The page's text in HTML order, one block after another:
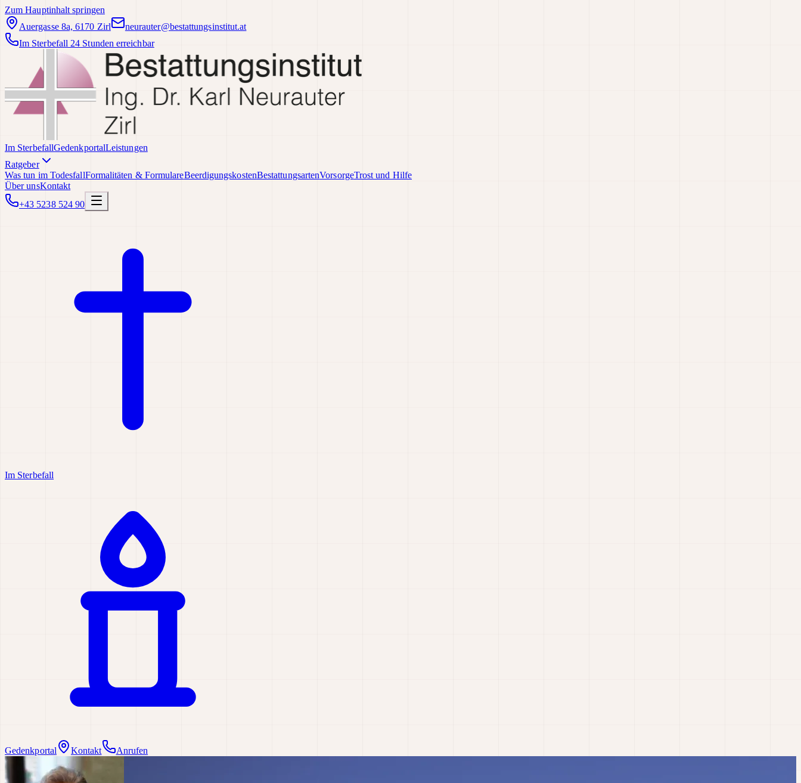
Zum Hauptinhalt springen
Auergasse 8a, 6170 Zirl
neurauter@bestattungsinstitut.at
Im Sterbefall 24 Stunden erreichbar
Im SterbefallGedenkportalLeistungen
Ratgeber
Was tun im TodesfallFormalitäten & FormulareBeerdigungskostenBestattungsartenVorsorgeTrost und Hilfe
Über unsKontakt
+43 5238 524 90
Im Sterbefall
Gedenkportal Kontakt Anrufen